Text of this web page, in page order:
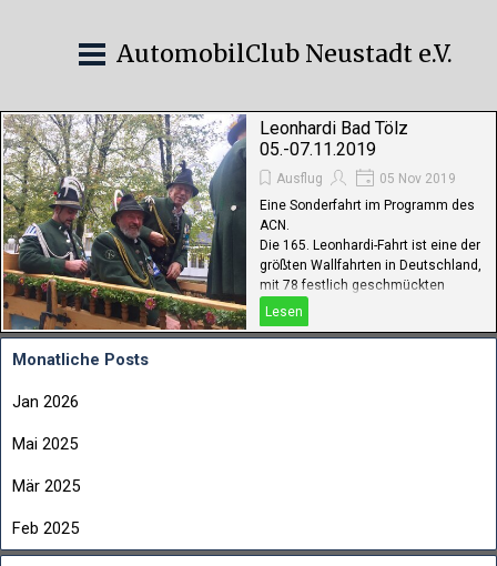
AutomobilClub Neustadt e.V.
Leonhardi Bad Tölz
05.-07.11.2019
Ausflug
05 Nov 2019
Eine Sonderfahrt im Programm des
ACN.
Die 165. Leonhardi-Fahrt ist eine der
größten Wallfahrten in Deutschland,
mit 78 festlich geschmückten
vierspännigen Truhen- und
Tafelwagen, ca. 400
Lesen
Monatliche Posts
Jan 2026
Mai 2025
Mär 2025
Feb 2025